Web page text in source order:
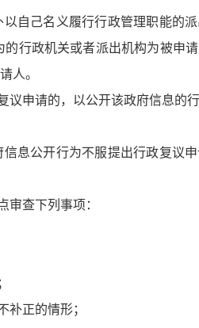
自己名义履行行政管理职能的
行政机关或者派出机构为被申
人。
申请的，以公开该政府信息的
息公开行为不服提出行政复议
查下列事项：
补正的情形；